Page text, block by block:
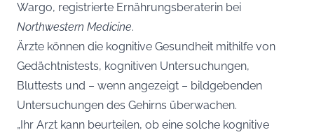
Wargo, registrierte Ernährungsberaterin bei
Northwestern Medicine.
Ärzte können die kognitive Gesundheit mithilfe von
Gedächtnistests, kognitiven Untersuchungen,
Bluttests und – wenn angezeigt – bildgebenden
Untersuchungen des Gehirns überwachen.
„Ihr Arzt kann beurteilen, ob eine solche kognitive